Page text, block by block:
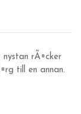
rÃ¤cker
till en annan.